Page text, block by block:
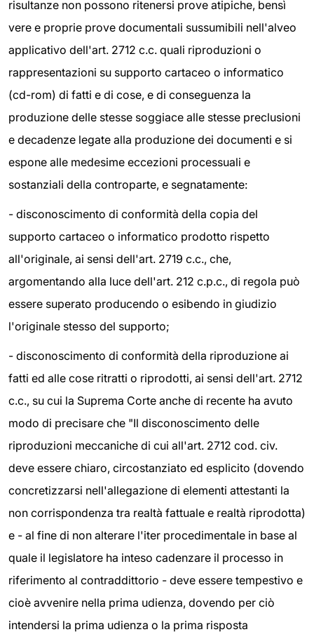
risultanze non possono ritenersi prove atipiche, bensì
vere e proprie prove documentali sussumibili nell'alveo
applicativo dell'art. 2712 c.c. quali riproduzioni o
rappresentazioni su supporto cartaceo o informatico
(cd-rom) di fatti e di cose, e di conseguenza la
produzione delle stesse soggiace alle stesse preclusioni
e decadenze legate alla produzione dei documenti e si
espone alle medesime eccezioni processuali e
sostanziali della controparte, e segnatamente:
- disconoscimento di conformità della copia del
supporto cartaceo o informatico prodotto rispetto
all'originale, ai sensi dell'art. 2719 c.c., che,
argomentando alla luce dell'art. 212 c.p.c., di regola può
essere superato producendo o esibendo in giudizio
l'originale stesso del supporto;
- disconoscimento di conformità della riproduzione ai
fatti ed alle cose ritratti o riprodotti, ai sensi dell'art. 2712
c.c., su cui la Suprema Corte anche di recente ha avuto
modo di precisare che "Il disconoscimento delle
riproduzioni meccaniche di cui all'art. 2712 cod. civ.
deve essere chiaro, circostanziato ed esplicito (dovendo
concretizzarsi nell'allegazione di elementi attestanti la
non corrispondenza tra realtà fattuale e realtà riprodotta)
e - al fine di non alterare l'iter procedimentale in base al
quale il legislatore ha inteso cadenzare il processo in
riferimento al contraddittorio - deve essere tempestivo e
cioè avvenire nella prima udienza, dovendo per ciò
intendersi la prima udienza o la prima risposta